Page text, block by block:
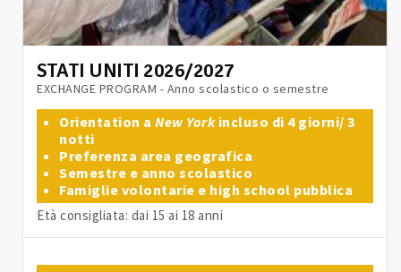
STATI UNITI 2026/2027
EXCHANGE PROGRAM - Anno scolastico o semestre
Orientation a New Yorkincluso di 4 giorni/ 3
notti
Preferenza area geografica
Semestre e anno scolastico
Famiglie volontarie e high school pubblica
Età consigliata: dai 15 ai 18 anni